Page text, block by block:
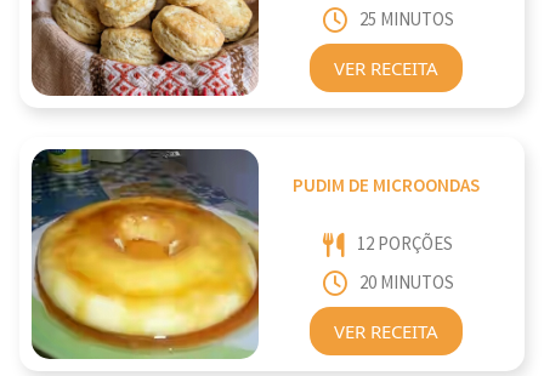
25 MINUTOS
VER RECEITA
PUDIM DE MICROONDAS
12 PORÇÕES
20 MINUTOS
VER RECEITA